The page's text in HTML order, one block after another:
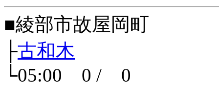
■綾部市故屋岡町
├古和木
└05:00 0 / 0